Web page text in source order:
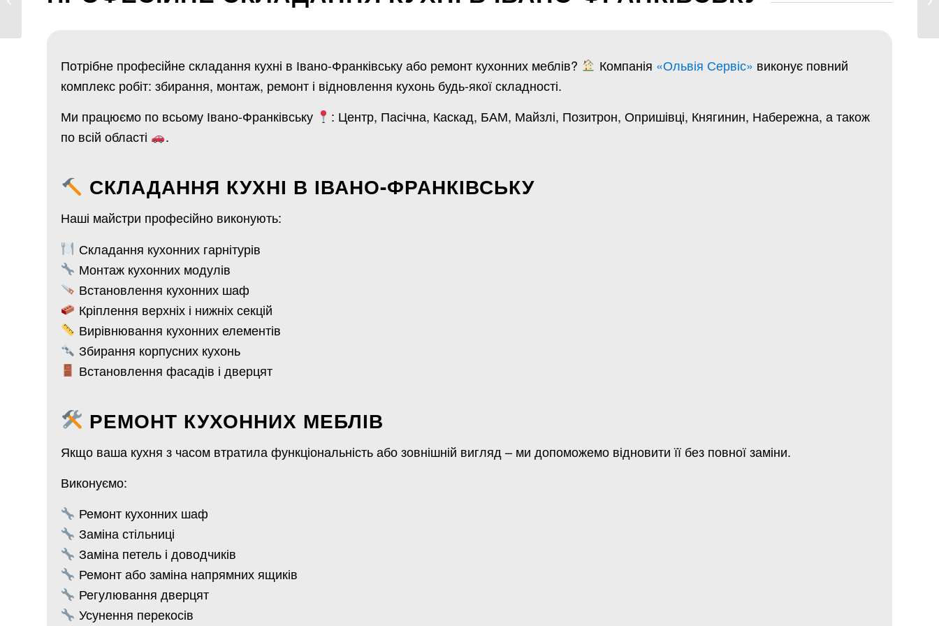
Потрібне професійне складання кухні в Івано-Франківську або ремонт кухонних меблів? Компанія «Ольвія Сервіс» виконує повний
комплекс робіт: збирання, монтаж, ремонт і відновлення кухонь будь-якої складності.
Ми працюємо по всьому Івано-Франківську
: Центр, Пасічна, Каскад, БАМ, Майзлі, Позитрон, Опришівці, Княгинин, Набережна, а також
по всій області
.
СКЛАДАННЯ КУХНІ В ІВАНО-ФРАНКІВСЬКУ
Наші майстри професійно виконують:
Складання кухонних гарнітурів
Монтаж кухонних модулів
Встановлення кухонних шаф
Кріплення верхніх і нижніх секцій
Вирівнювання кухонних елементів
Збирання корпусних кухонь
Встановлення фасадів і дверцят
РЕМОНТ КУХОННИХ МЕБЛІВ
Якщо ваша кухня з часом втратила функціональність або зовнішній вигляд – ми допоможемо відновити її без повної заміни.
Виконуємо:
Ремонт кухонних шаф
Заміна стільниці
Заміна петель і доводчиків
Ремонт або заміна напрямних ящиків
Регулювання дверцят
Усунення перекосів